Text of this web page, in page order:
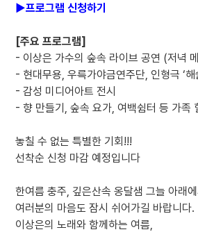
▶프로그램 신청하기
[주요 프로그램]
- 이상은 가수의 숲속 라이브 공연 (저녁
- 현대무용, 우륵가야금연주단, 인형극 ‘해
- 감성 미디어아트 전시
- 향 만들기, 숲속 요가, 여백쉼터 등 가족
놓칠 수 없는 특별한 기회!!!
선착순 신청 마감 예정입니다
한여름 충주, 깊은산속 옹달샘 그늘 아래에
여러분의 마음도 잠시 쉬어가길 바랍니다.
이상은의 노래와 함께하는 여름,